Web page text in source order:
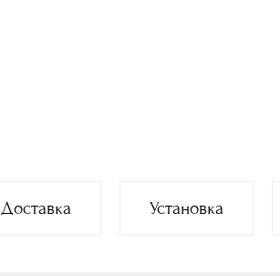
Доставка Установка